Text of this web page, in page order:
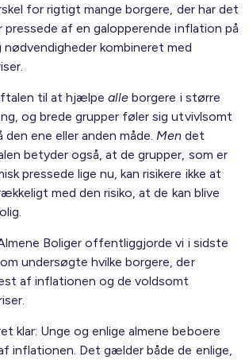
for rigtigt mange borgere, der har det
af en galopperende inflation på
nødvendigheder kombineret med
til at hjælpealle borgere i større
og brede grupper føler sig utvivlsomt
ene eller anden måde. Men det
betyder også, at de grupper, som er
pressede lige nu, kan risikere ikke at
med den risiko, at de kan blive
Boliger offentliggjorde vi i sidste
undersøgte hvilke borgere, der
af inflationen og de voldsomt
klar: Unge og enlige almene beboere
inflationen. Det gælder både de enlige,